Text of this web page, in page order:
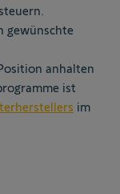
gewünschte
anhalten
ist
im